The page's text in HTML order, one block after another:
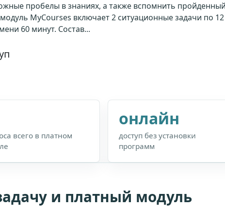
пробелы в знаниях, а также вспомнить пройденный
MyCourses включает 2 ситуационные задачи по 12
60 минут. Состав...
всего в платном
онлайн
доступ без установки
программ
и платный модуль